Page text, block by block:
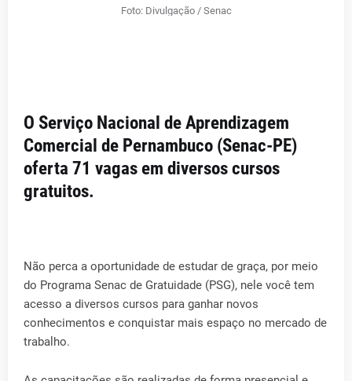
Foto: Divulgação / Senac
O Serviço Nacional de Aprendizagem
Comercial de Pernambuco (Senac-PE)
oferta 71 vagas em diversos cursos
gratuitos.
Não perca a oportunidade de estudar de graça, por meio
do Programa Senac de Gratuidade (PSG), nele você tem
acesso a diversos cursos para ganhar novos
conhecimentos e conquistar mais espaço no mercado de
trabalho.